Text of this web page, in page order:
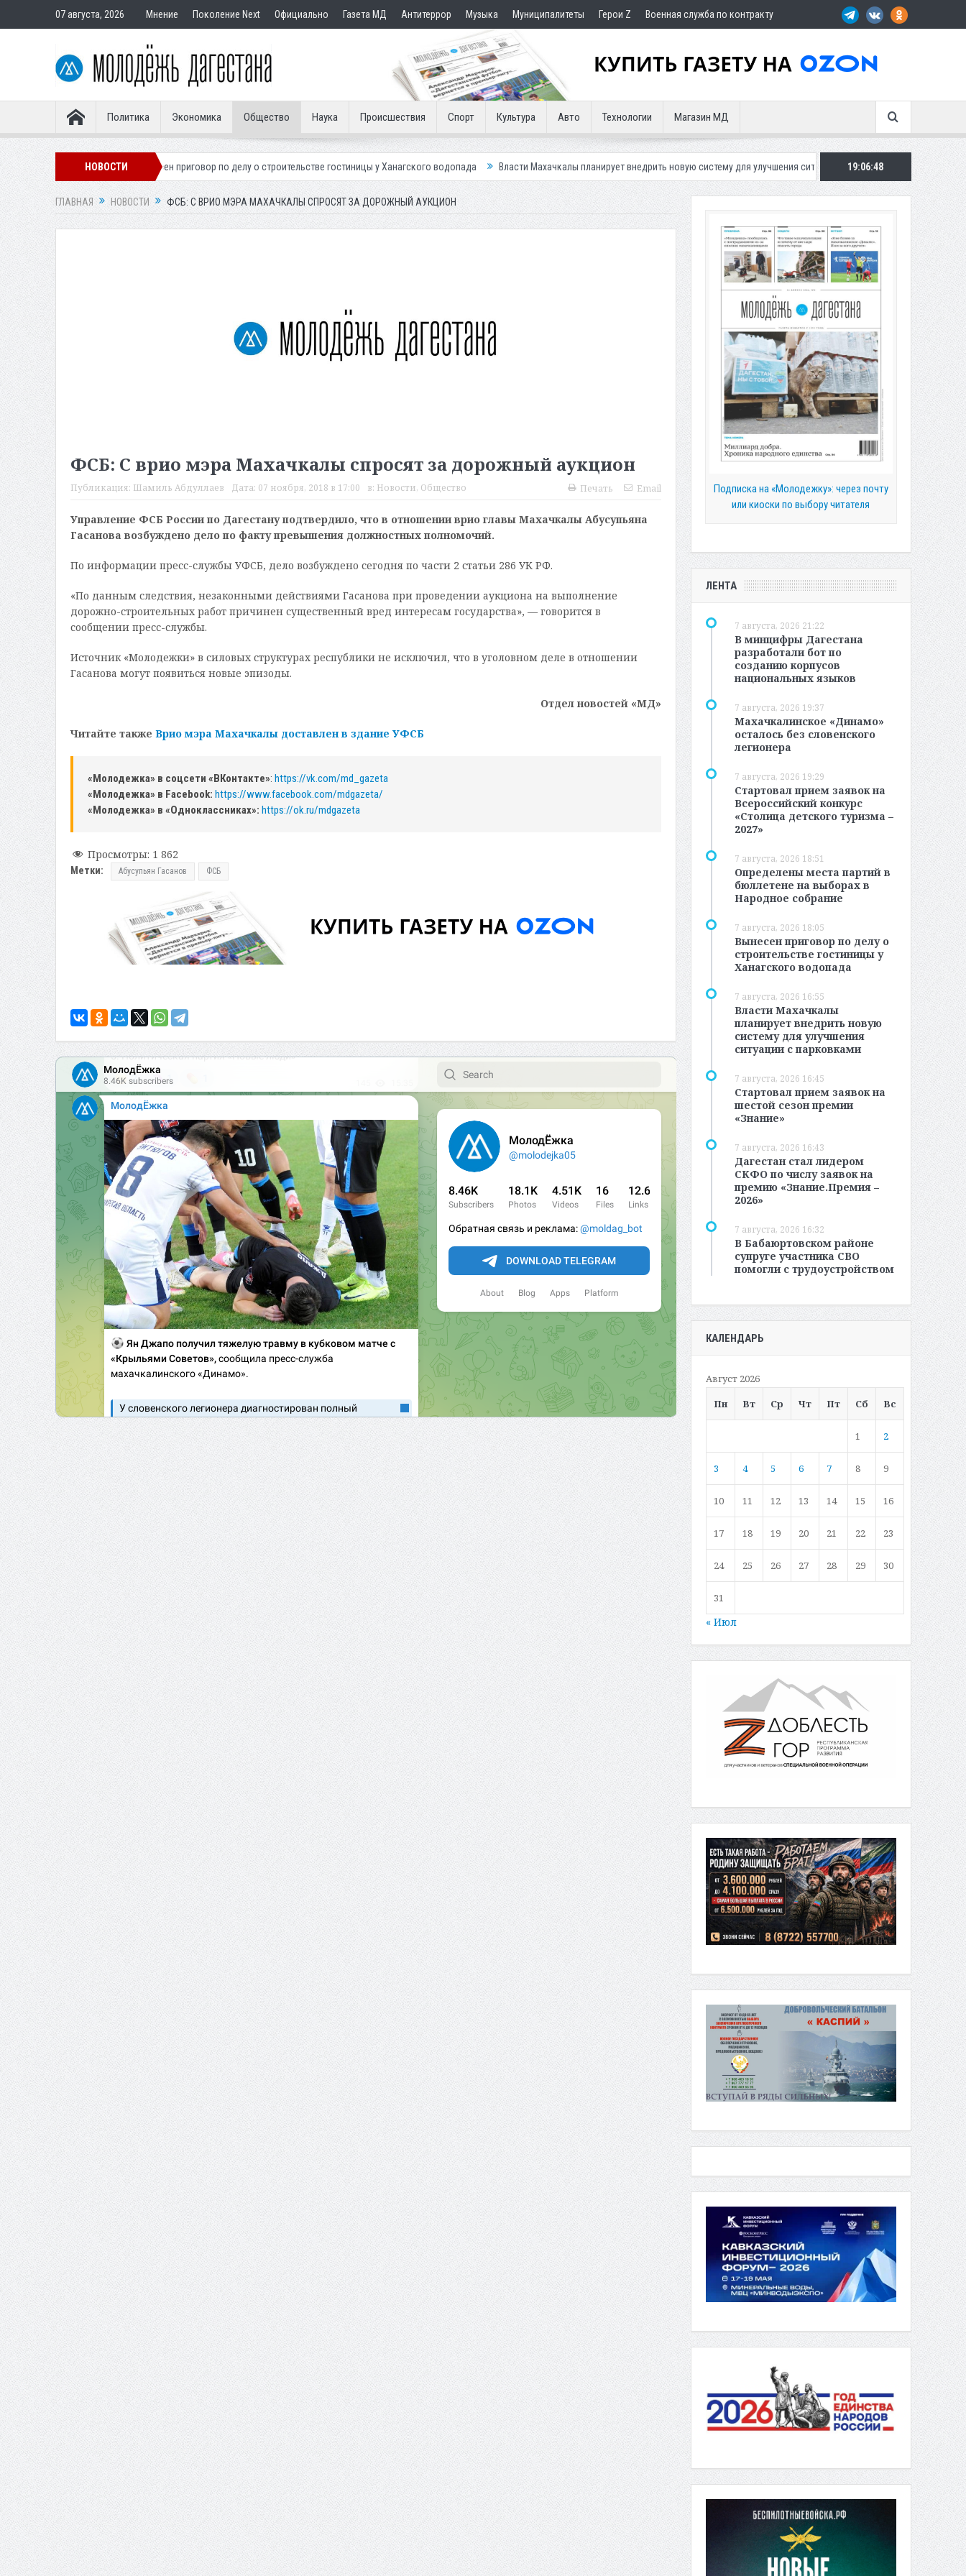
07 августа, 2026 Мнение Поколение Next Официально Газета МД Антитеррор Музыка Муниципалитеты Герои Z Военная служба по контракту
Политика Экономика Общество Наука Происшествия Спорт Культура Авто Технологии Магазин МД
НОВОСТИ
Вынесен приговор по делу о строительстве гостиницы у Ханагского водопада Власти Махачкалы планирует внедрить новую систему для улучшения ситуации с парковками Махачкалинское
19:06:50
ГЛАВНАЯ НОВОСТИ ФСБ: С ВРИО МЭРА МАХАЧКАЛЫ СПРОСЯТ ЗА ДОРОЖНЫЙ АУКЦИОН
ФСБ: С врио мэра Махачкалы спросят за дорожный аукцион
Публикация: Шамиль Абдуллаев Дата: 07 ноября, 2018 в 17:00 в: Новости, Общество Печать Email
Управление ФСБ России по Дагестану подтвердило, что в отношении врио главы Махачкалы Абусупьяна
Гасанова возбуждено дело по факту превышения должностных полномочий.
По информации пресс-службы УФСБ, дело возбуждено сегодня по части 2 статьи 286 УК РФ.
«По данным следствия, незаконными действиями Гасанова при проведении аукциона на выполнение
дорожно-строительных работ причинен существенный вред интересам государства», — говорится в
сообщении пресс-службы.
Источник «Молодежки» в силовых структурах республики не исключил, что в уголовном деле в отношении
Гасанова могут появиться новые эпизоды.
Отдел новостей «МД»
Читайте также Врио мэра Махачкалы доставлен в здание УФСБ
«Молодежка» в соцсети «ВКонтакте»: https://vk.com/md_gazeta
«Молодежка» в Facebook: https://www.facebook.com/mdgazeta/
«Молодежка» в «Одноклассниках»: https://ok.ru/mdgazeta
Просмотры: 1 862
Метки: Абусупьян Гасанов ФСБ
Подписка на «Молодежку»: через почту
или киоски по выбору читателя
ЛЕНТА
7 августа, 2026 21:22
В минцифры Дагестана
разработали бот по
созданию корпусов
национальных языков
7 августа, 2026 19:37
Махачкалинское «Динамо»
осталось без словенского
легионера
7 августа, 2026 19:29
Стартовал прием заявок на
Всероссийский конкурс
«Столица детского туризма –
2027»
7 августа, 2026 18:51
Определены места партий в
бюллетене на выборах в
Народное собрание
7 августа, 2026 18:05
Вынесен приговор по делу о
строительстве гостиницы у
Ханагского водопада
7 августа, 2026 16:55
Власти Махачкалы
планирует внедрить новую
систему для улучшения
ситуации с парковками
7 августа, 2026 16:45
Стартовал прием заявок на
шестой сезон премии
«Знание»
7 августа, 2026 16:43
Дагестан стал лидером
СКФО по числу заявок на
премию «Знание.Премия –
2026»
7 августа, 2026 16:32
В Бабаюртовском районе
супруге участника СВО
помогли с трудоустройством
КАЛЕНДАРЬ
Август 2026
Пн
Вт Ср Чт Пт Сб Вс
1 2
3 4 5 6 7 8 9
10 11 12 13 14 15 16
17 18 19 20 21 22 23
24 25 26 27 28 29 30
31
« Июл